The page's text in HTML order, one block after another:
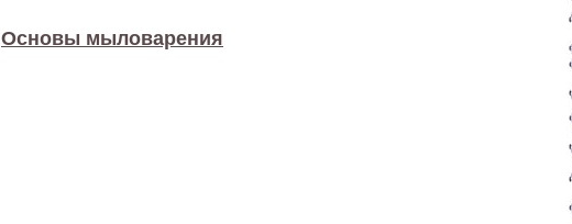
Основы мыловарения